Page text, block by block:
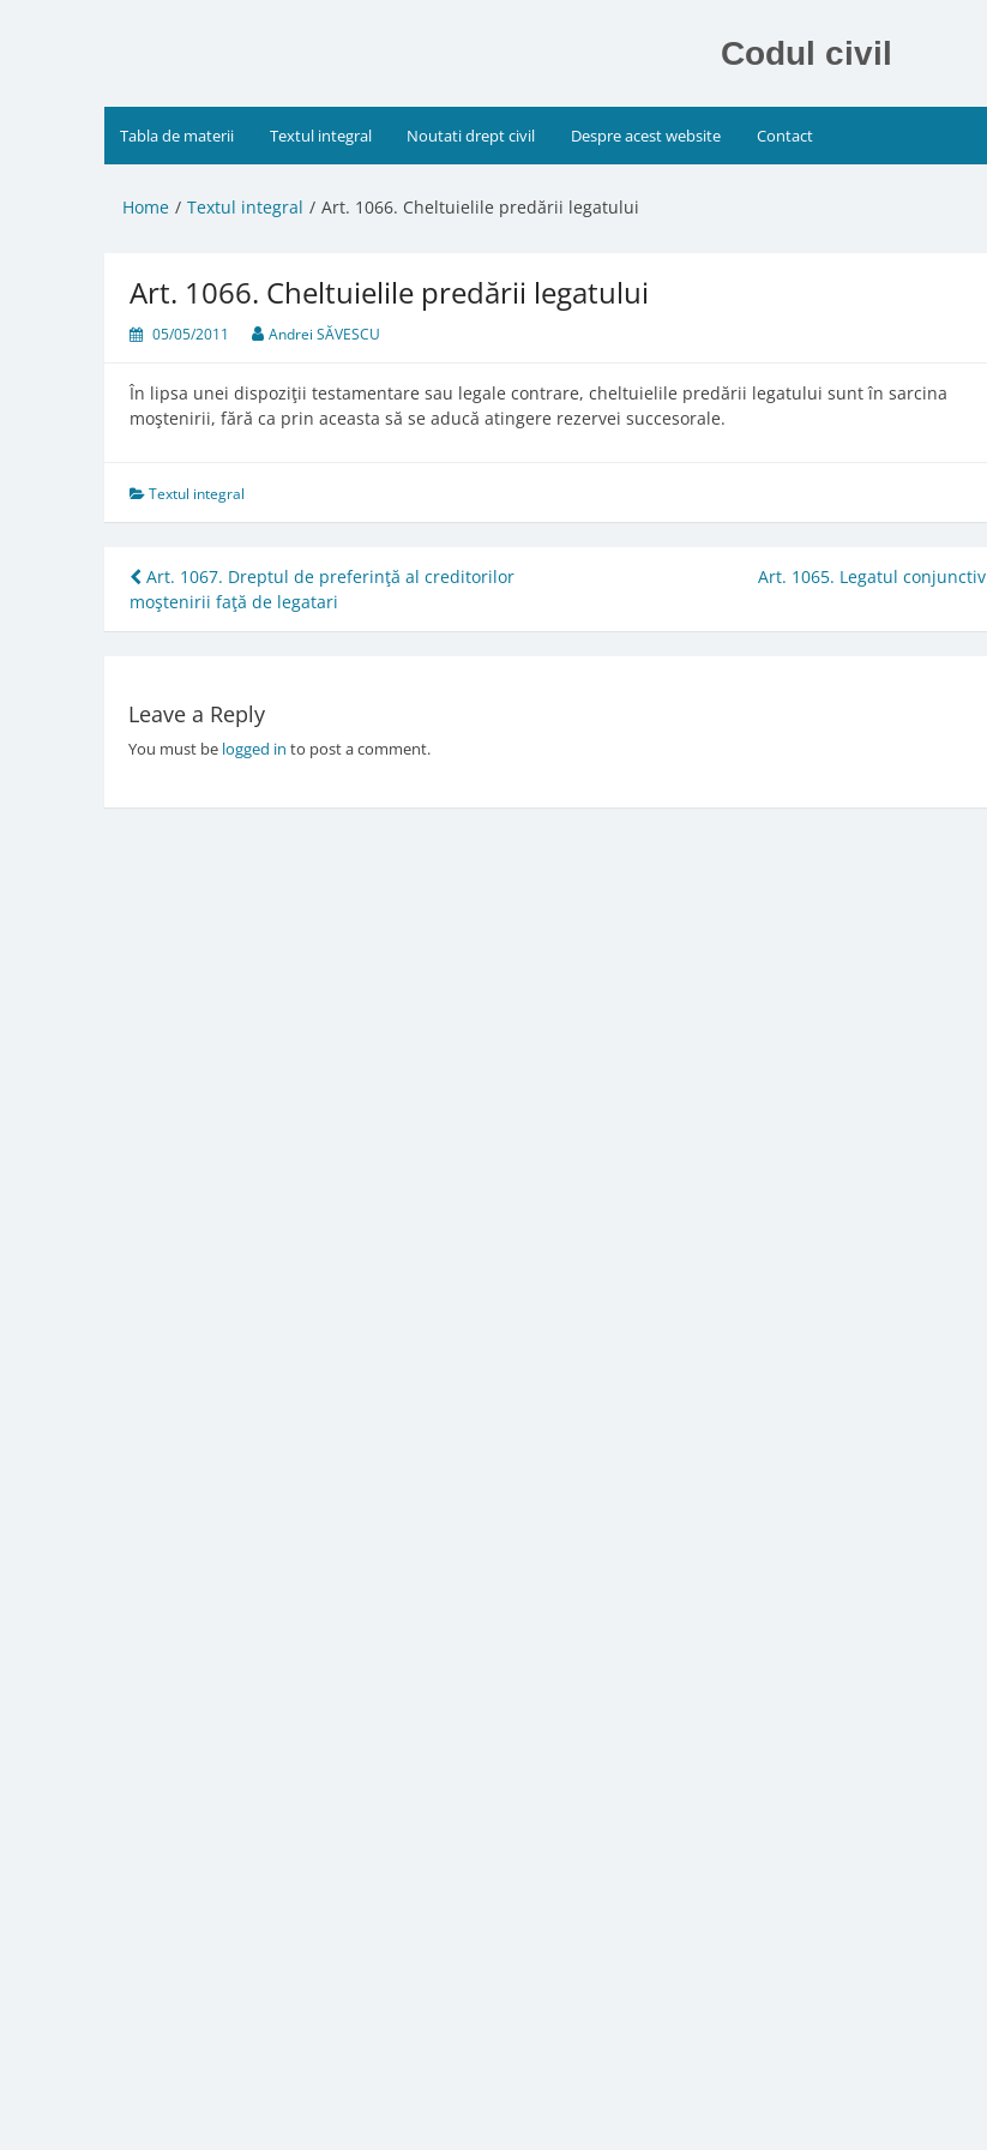
Codul civil
Tabla de materii Textul integral Noutati drept civil Despre acest website Contact
Home Textul integral Art. 1066. Cheltuielile predării legatului
Art. 1066. Cheltuielile predării legatului
05/05/2011 Andrei SĂVESCU
În lipsa unei dispoziţii testamentare sau legale contrare, cheltuielile predării legatului sunt în sarcina
moştenirii, fără ca prin aceasta să se aducă atingere rezervei succesorale.
Textul integral
Post
navigation
Art. 1067. Dreptul de preferinţă al creditorilor
moştenirii faţă de legatari
Art. 1065. Legatul conjunctiv
Leave a Reply
You must be logged in to post a comment.